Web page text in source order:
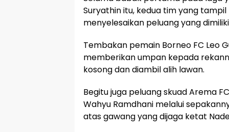
Suryathin itu, kedua tim yang
menyelesaikan peluang yang
Tembakan pemain Borneo FC Leo
memberikan umpan kepada
kosong dan diambil alih lawan.
Begitu juga peluang skuad Arema
Wahyu Ramdhani melalui
atas gawang yang dijaga ketat